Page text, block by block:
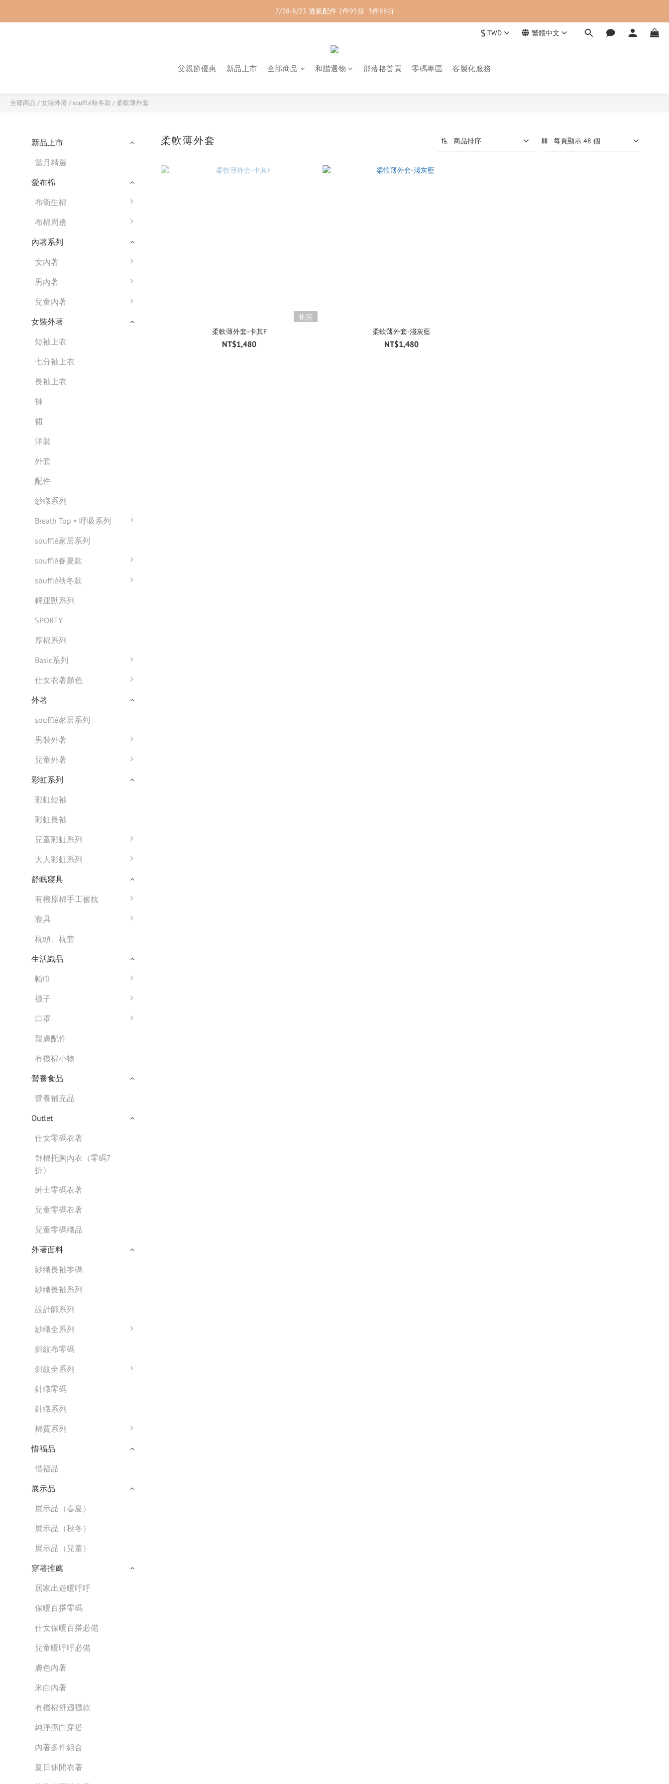
7/28-8/23 紳士內著 2件9折
7/28-8/23 透氣配件 2件95折  3件88折
$ TWD 繁體中文
父親節優惠 新品上市 全部商品 和諧選物 部落格首頁 零碼專區 客製化服務
全部商品 /女裝外著 /soufflé秋冬款 /柔軟薄外套
新品上市
當月精選
愛布棉
布衛生棉
布棉周邊
內著系列
女內著
男內著
兒童內著
女裝外著
短袖上衣
七分袖上衣
長袖上衣
褲
裙
洋裝
外套
配件
紗織系列
Breath Top × 呼吸系列
soufflé家居系列
soufflé春夏款
soufflé秋冬款
輕運動系列
SPORTY
厚棉系列
Basic系列
仕女衣著顏色
外著
soufflé家居系列
男裝外著
兒童外著
彩虹系列
彩虹短袖
彩虹長袖
兒童彩虹系列
大人彩虹系列
舒眠寢具
有機原棉手工被枕
寢具
枕頭、枕套
生活織品
帕巾
襪子
口罩
親膚配件
有機棉小物
營養食品
營養補充品
Outlet
仕女零碼衣著
舒棉托胸內衣（零碼7
折）
紳士零碼衣著
兒童零碼衣著
兒童零碼織品
外著面料
紗織長袖零碼
紗織長袖系列
設計師系列
紗織全系列
斜紋布零碼
斜紋全系列
針織零碼
針織系列
棉質系列
惜福品
惜福品
展示品
展示品（春夏）
展示品（秋冬）
展示品（兒童）
穿著推薦
居家出遊暖呼呼
保暖百搭零碼
仕女保暖百搭必備
兒童暖呼呼必備
膚色內著
米白內著
有機棉舒適襪款
純淨潔白穿搭
內著多件組合
夏日休閒衣著
柔軟薄外套 商品排序 每頁顯示 48 個
售完
柔軟薄外套-卡其F
NT$1,480
柔軟薄外套-淺灰藍
NT$1,480